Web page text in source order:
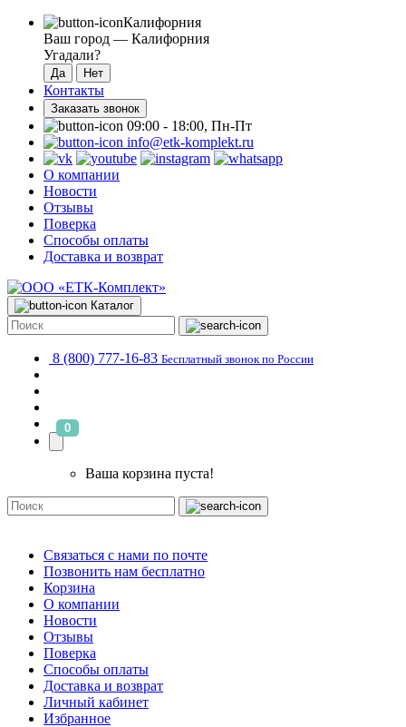
Калифорния
Ваш город — Калифорния
Угадали?
Контакты
Заказать звонок
09:00 - 18:00, Пн-Пт
info@etk-komplekt.ru
О компании
Новости
Отзывы
Поверка
Способы оплаты
Доставка и возврат
Каталог
8 (800) 777-16-83 Бесплатный звонок по России
0
Ваша корзина пуста!
Связаться с нами по почте
Позвонить нам бесплатно
Корзина
О компании
Новости
Отзывы
Поверка
Способы оплаты
Доставка и возврат
Личный кабинет
Избранное